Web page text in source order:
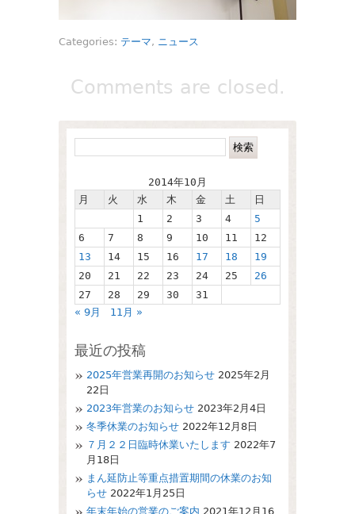
Categories: テーマ, ニュース
Comments are closed.
2014年10月
月
火 水 木 金 土
日
1
2 3 4
5
6
7 8 9 10 11
12
13
14 15 16 17 18
19
20
21 22 23 24 25
26
27
28 29 30
31
« 9月
11月 »
最近の投稿
2025年営業再開のお知らせ 2025年2月
22日
2023年営業のお知らせ 2023年2月4日
冬季休業のお知らせ 2022年12月8日
７月２２日臨時休業いたします 2022年7
月18日
まん延防止等重点措置期間の休業のお知
らせ 2022年1月25日
年末年始の営業のご案内 2021年12月16